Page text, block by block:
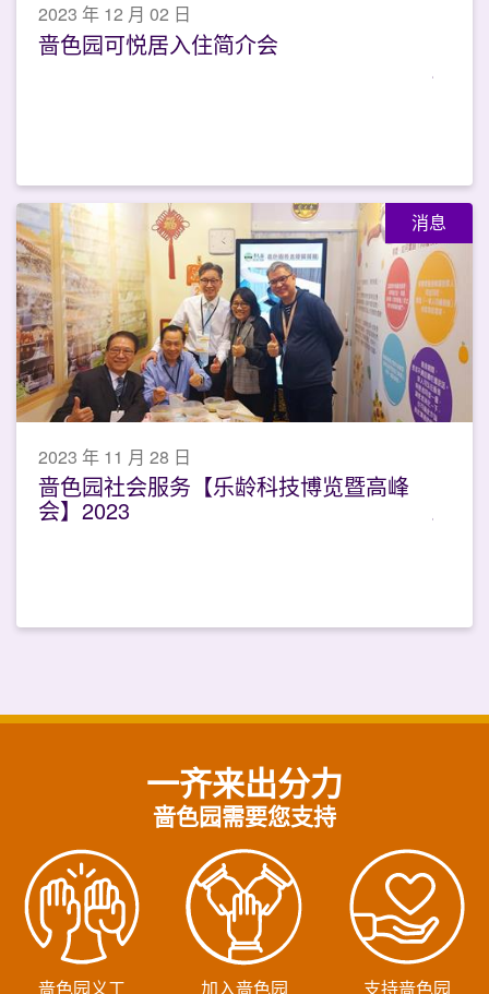
2023 年 12 月 02 日
啬色园可悦居入住简介会
消息
2023 年 11 月 28 日
啬色园社会服务【乐龄科技博览暨高峰
会】2023
一齐来出分力
啬色园需要您支持
啬色园义工 加入啬色园 支持啬色园